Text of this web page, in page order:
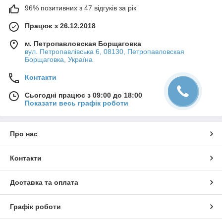
96% позитивних з 47 відгуків за рік
Працює з 26.12.2018
м. Петропавловская Борщаговка
вул. Петропавлівська 6, 08130, Петропавловская
Борщаговка, Україна
Контакти
Сьогодні працює з 09:00 до 18:00
Показати весь графік роботи
Про нас
Контакти
Доставка та оплата
Графік роботи